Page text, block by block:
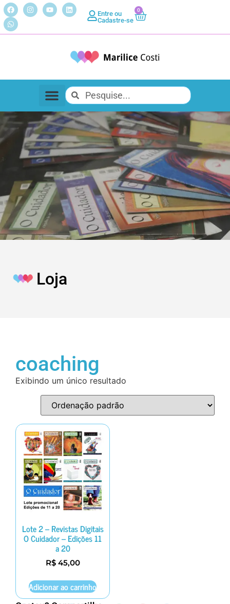
Entre ou
Cadastre-se
0
Loja
coaching
Exibindo um único resultado
Lote 2 – Revistas Digitais
O Cuidador – Edições 11
a 20
R$45,00
Adicionar ao carrinho